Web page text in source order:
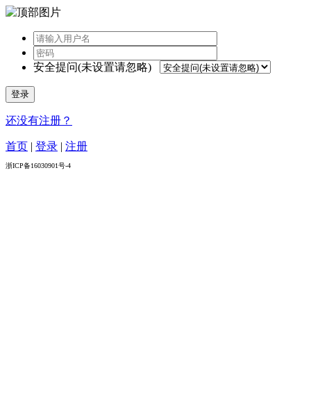
安全提问(未设置请忽略)
登录
还没有注册？
首页 | 登录 | 注册
浙ICP备16030901号-4